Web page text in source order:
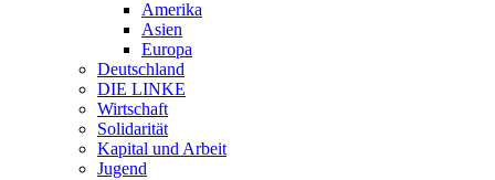
Amerika
Asien
Europa
Deutschland
DIE LINKE
Wirtschaft
Solidarität
Kapital und Arbeit
Jugend